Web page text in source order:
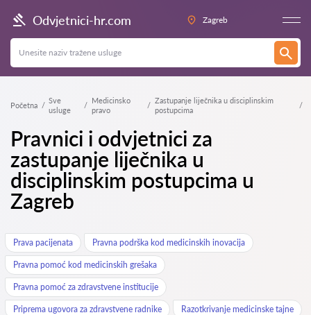
Odvjetnici-hr.com Zagreb
Početna
Sve
usluge
Medicinsko
pravo
Zastupanje liječnika u disciplinskim
postupcima
Pravnici i odvjetnici za
zastupanje liječnika u
disciplinskim postupcima u
Zagreb
Prava pacijenata Pravna podrška kod medicinskih inovacija
Pravna pomoć kod medicinskih grešaka
Pravna pomoć za zdravstvene institucije
Priprema ugovora za zdravstvene radnike Razotkrivanje medicinske tajne